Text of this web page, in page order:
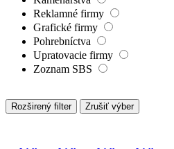
Reklamné firmy
Grafické firmy
Pohrebníctva
Upratovacie firmy
Zoznam SBS
Rozširený filter Zrušiť výber